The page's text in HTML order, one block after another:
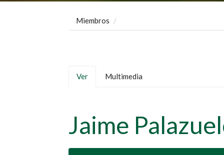
Miembros
Solapas
Ver (solapaMultimedia
Jaime